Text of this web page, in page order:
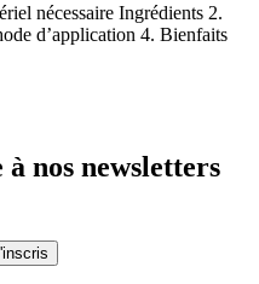
nécessaire Ingrédients 2.
d’application 4. Bienfaits
à nos newsletters